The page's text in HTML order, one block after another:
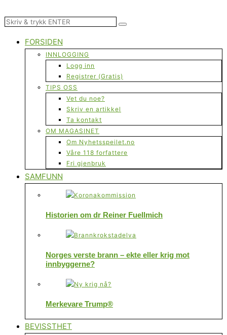
FORSIDEN
INNLOGGING
Logg inn
Registrer (Gratis)
TIPS OSS
Vet du noe?
Skriv en artikkel
Ta kontakt
OM MAGASINET
Om Nyhetsspeilet.no
Våre 118 forfattere
Fri gjenbruk
SAMFUNN
Historien om dr Reiner Fuellmich
Norges verste brann – ekte eller krig mot
innbyggerne?
Merkevare Trump®
BEVISSTHET